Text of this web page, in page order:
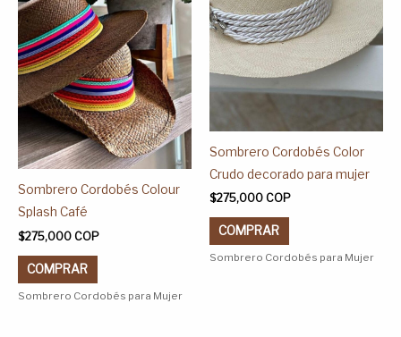
Sombrero Cordobés Colour
Splash Café
$275,000 COP
COMPRAR
variantes.
Las
opciones
se
pueden
elegir
en
la
página
producto
Sombrero Cordobés para Mujer
Sombrero Cordobés Color
Crudo decorado para mujer
$275,000 COP
COMPRAR
variantes.
Las
opciones
se
pueden
Sombrero Cordobés para Mujer